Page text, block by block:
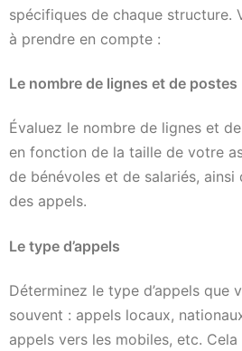
spécifiques de chaque structure.
à prendre en compte :
Le nombre de lignes et de postes
Évaluez le nombre de lignes et
en fonction de la taille de votre
de bénévoles et de salariés,
des appels.
Le type d’appels
Déterminez le type d’appels que
souvent : appels locaux,
appels vers les mobiles, etc.